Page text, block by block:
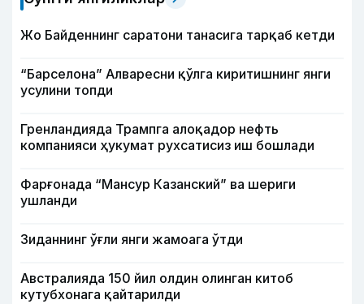
Жо Байденнинг саратони танасига тарқаб кетди
“Барселона” Алваресни қўлга киритишнинг янги
усулини топди
Гренландияда Трампга алоқадор нефть
компанияси ҳукумат рухсатисиз иш бошлади
Фарғонада “Мансур Казанский” ва шериги
ушланди
Зиданнинг ўғли янги жамоага ўтди
Австралияда 150 йил олдин олинган китоб
кутубхонага қайтарилди